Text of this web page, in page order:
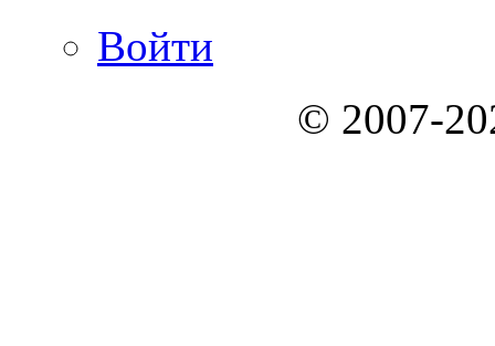
Войти
© 2007-